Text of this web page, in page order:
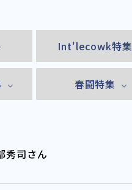
Int'lecowk特集
春闘特集
秀司さん